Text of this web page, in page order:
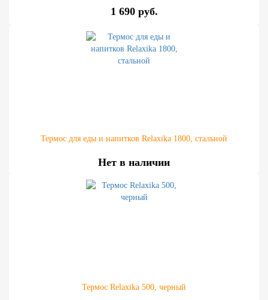
1 690 руб.
Термос для еды и напитков Relaxika 1800, стальной
Нет в наличии
Термос Relaxika 500, черный